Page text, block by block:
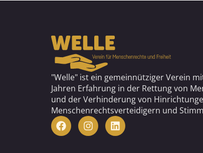
"Welle" ist ein gemeinnütziger Verein
Jahren Erfahrung in der Rettung von
und der Verhinderung von
Menschenrechtsverteidigern und